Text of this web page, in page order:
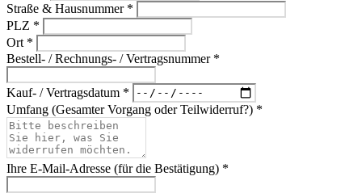
Straße & Hausnummer *
PLZ *
Ort *
Bestell- / Rechnungs- / Vertragsnummer *
Kauf- / Vertragsdatum *
Umfang (Gesamter Vorgang oder Teilwiderruf?) *
Ihre E-Mail-Adresse (für die Bestätigung) *